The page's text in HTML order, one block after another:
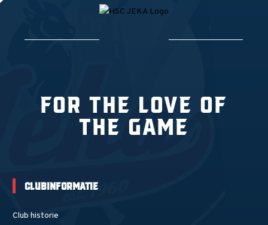
For the love of
the game
Clubinformatie
Club historie